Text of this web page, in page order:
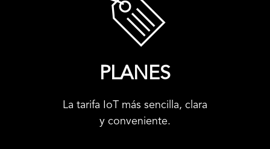
PLANES
La tarifa IoT más sencilla, clara
y conveniente.